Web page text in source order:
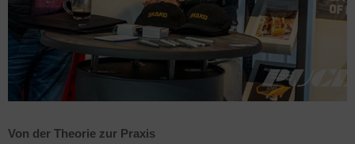
Von der Theorie zur Praxis